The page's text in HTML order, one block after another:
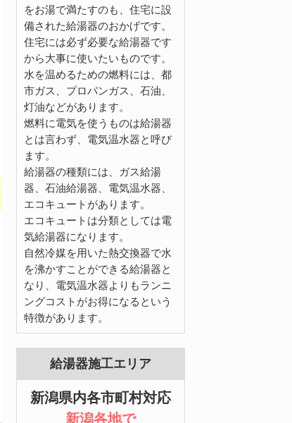
をお湯で満たすのも、住宅に設
備された給湯器のおかげです。
住宅には必ず必要な給湯器です
から大事に使いたいものです。
水を温めるための燃料には、都
市ガス、プロパンガス、石油、
灯油などがあります。
燃料に電気を使うものは給湯器
とは言わず、電気温水器と呼び
ます。
給湯器の種類には、ガス給湯
器、石油給湯器、電気温水器、
エコキュートがあります。
エコキュートは分類としては電
気給湯器になります。
自然冷媒を用いた熱交換器で水
を沸かすことができる給湯器と
なり、電気温水器よりもランニ
ングコストがお得になるという
特徴があります。
給湯器施工エリア
新潟県内各市町村対応
新潟各地で